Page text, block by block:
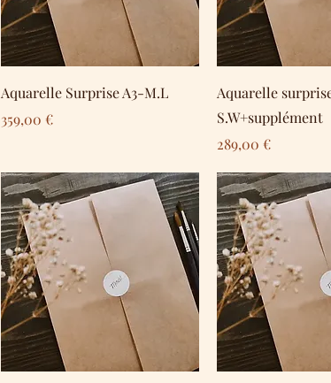
Schnellansicht
Aquarelle Surprise A3-M.L
Preis
359,00 €
Aquarelle
S.W+supplément
Preis
289,00 €